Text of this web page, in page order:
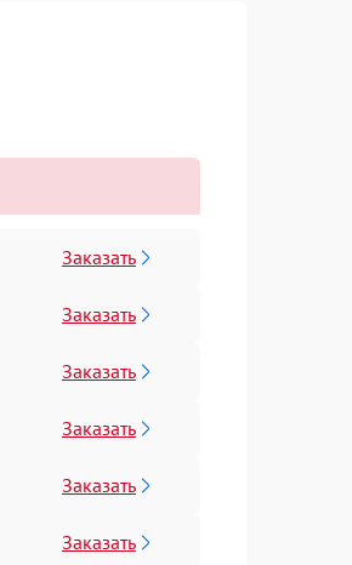
Заказать
Заказать
Заказать
Заказать
Заказать
Заказать